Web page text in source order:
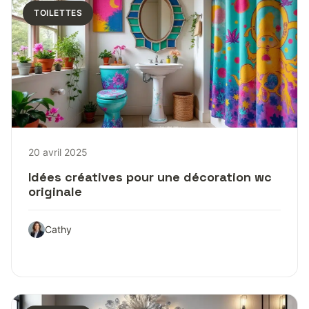
TOILETTES
20 avril 2025
Idées créatives pour une décoration wc
originale
Cathy